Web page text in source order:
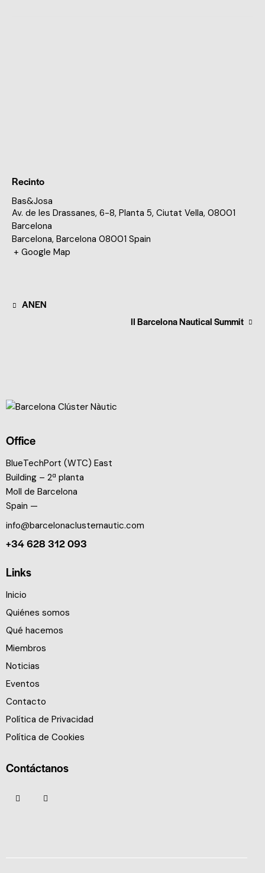
Recinto
Bas&Josa
Av. de les Drassanes, 6-8, Planta 5, Ciutat Vella, 08001
Barcelona
Barcelona, Barcelona 08001 Spain
+ Google Map
ANEN
II Barcelona Nautical Summit
Office
BlueTechPort (WTC) East
Building – 2ª planta
Moll de Barcelona
Spain —
info@barcelonaclusternautic.com
+34 628 312 093
Links
Inicio
Quiénes somos
Qué hacemos
Miembros
Noticias
Eventos
Contacto
Política de Privacidad
Política de Cookies
Contáctanos